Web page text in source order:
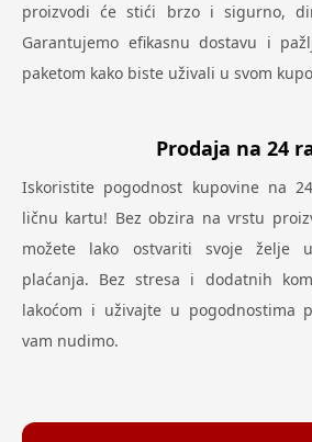
proizvodi će stići brzo i sigurno,
Garantujemo efikasnu dostavu i
paketom kako biste uživali u svom
Prodaja na 24
Iskoristite pogodnost kupovine na
ličnu kartu! Bez obzira na vrstu
možete lako ostvariti svoje želje
plaćanja. Bez stresa i dodatnih
lakoćom i uživajte u pogodnostima
vam nudimo.